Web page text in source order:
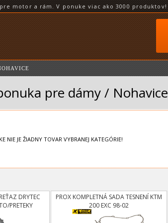
motor a rám. V ponuke viac ako 3000 produktov!
pre dámy / Nohavice
NIE JE ŽIADNY TOVAR VYBRANEJ KATEGÓRIE!
DRYTEC
PRETEKY
PROX KOMPLETNÁ SADA TESNENÍ KTM
200 EXC 98-02